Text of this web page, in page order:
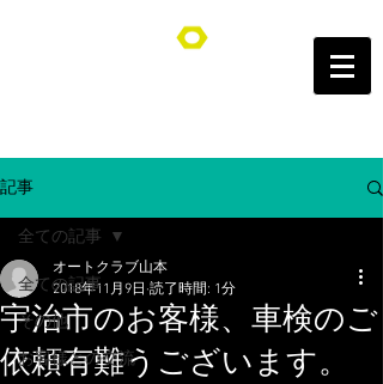
オートクラブ山本/Auto Club YAMAMOTO
記事
全ての記事
その他
お客様との交流
全ての記事
宇治市のお客様、車検のご
依頼有難うございます。
オートクラブ山本
2018年11月9日 読了時間: 1分